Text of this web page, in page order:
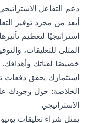
دعم التفاعل
استراتيجيًا لتعظيم
المثلى للتعليقات،
خصيصًا لقناتك
استثمارك يحقق دفعات
الخلاصة: حول وجودك
الاستراتيجي
يمثل شراء تعليقات